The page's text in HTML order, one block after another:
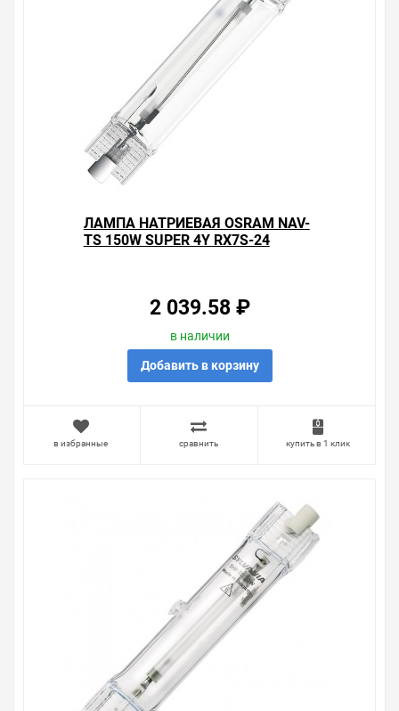
выгодную доставку в Ваш город или прямо к вашей
двери. Это удобнее, чем объезжать магазины, тратить
время, выбирать из того, что предлагают, а не
покупать то, что нужно, что хочется.
Брак – это исключение в нашем ассортименте. Если он
выявлен, то возврат товара осуществляется в
соответствии с Законом Российской Федерации «О
защите прав потребителя». Это не значит, что нужно
тратить много времени на решение проблемы.
Правила, согласно которым урегулируется проблема,
товар на то, который соответствует ожиданиям, или
возвращаем деньги.
можно получить консультацию по тому, что мы
продаем, узнать преимущества конкретного товара,
получить информацию об отличительных
особенностях товара, который вы собираетесь купить.
Мы всегда рады помочь, посоветовать, рассказать
подробно о товарах из нашего ассортимента.
Свяжитесь с нами любым способом, который для вас
наиболее удобен. С удовольствием ответим на все
вопросы.
ЛАМПА НАТРИЕВАЯ OSRAM NAV-
TS 150W SUPER 4Y RX7S-24
2 039.58 ₽
в наличии
Добавить в корзину
в избранные сравнить купить в 1 клик